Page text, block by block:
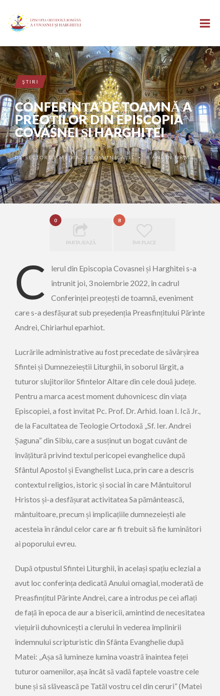
ŞTIRI
CONFERINȚA DE TOAMNĂ A
PREOȚILOR DIN EPISCOPIA
COVASNEI ȘI HARGHITEI
DESECTORUL MEDIA ȘI COMUNICAȚII •4 ANI ÎN URMĂ
0
PARTAJEAZĂ
8
ÎMI PLACE
C
lerul din Episcopia Covasnei și Harghitei s-a
întrunit joi, 3 noiembrie 2022, în cadrul
Conferinței preoțești de toamnă, eveniment
care s-a desfășurat sub președenția Preasfințitului Părinte
Andrei, Chiriarhul eparhiot.
Lucrările administrative au fost precedate de săvârșirea
Sfintei și Dumnezeieștii Liturghii, în soborul lărgit, a
tuturor slujitorilor Sfintelor Altare din cele două județe.
Pentru a marca acest moment duhovnicesc din viața
Episcopiei, a fost invitat Pc. Prof. Dr. Arhid. Ioan I. Ică Jr.,
de la Facultatea de Teologie Ortodoxă „Sf. Ier. Andrei
Șaguna” din Sibiu, care a susținut un bogat cuvânt de
învățătură privind textul pericopei evanghelice după
Sfântul Apostol și Evanghelist Luca, prin care a descris
contextul religios, istoric și social în care Mântuitorul
Hristos și-a desfășurat activitatea Sa pământească,
mântuitoare, precum și implicațiile dumnezeiești ale
acesteia în rândul celor care ar fi trebuit să fie luminători
ai poporului evreu.
După otpustul Sfintei Liturghii, în același spațiu eclezial a
avut loc conferința dedicată Anului omagial, moderată de
Preasfințitul Părinte Andrei, care a introdus pe cei aflați
de față în epoca de aur a bisericii, amintind de necesitatea
viețuirii duhovnicești a clerului în vederea împlinirii
îndemnului scripturistic din Sfânta Evanghelie după
Matei: „Așa să lumineze lumina voastră înaintea feței
tuturor oamenilor, așa încât să vadă faptele voastre cele
bune și să slăvească pe Tatăl vostru cel din ceruri” (Matei